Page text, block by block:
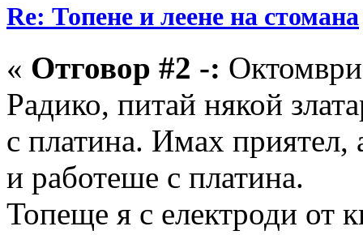
Re: Топене и леене на стомана
« Отговор #2 -:
Радико, питай някой
с платина. Имах приятел,
и работеше с платина.
Топеще я с електроди от